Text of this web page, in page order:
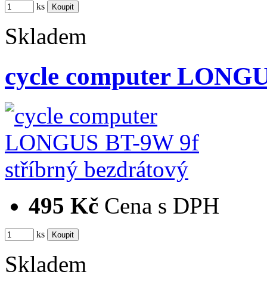
ks
Skladem
cycle computer
495 Kč Cena s DPH
ks
Skladem